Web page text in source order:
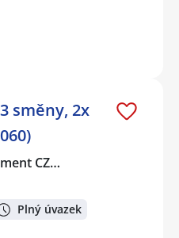
směny, 2x
CZ…
Plný úvazek